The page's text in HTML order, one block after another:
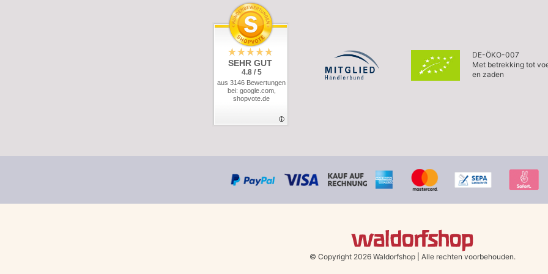
SEHR GUT
4.8 / 5
aus 3146 Bewertungen
bei: google.com,
shopvote.de
DE-ÖKO-007
Met betrekking tot
en zaden
© Copyright 2026 Waldorfshop Alle rechten voorbehouden.